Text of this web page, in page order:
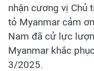
nhận cương vị Chủ
tỏ Myanmar cảm
Nam đã cử lực
Myanmar khắc
3/2025.